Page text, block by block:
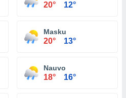
20° 12°
Masku
20° 13°
Nauvo
18° 16°